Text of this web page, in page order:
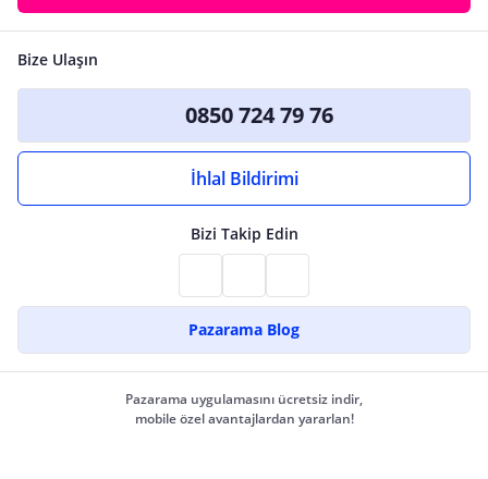
Bize Ulaşın
0850 724 79 76
İhlal Bildirimi
Bizi Takip Edin
Pazarama Blog
Pazarama uygulamasını ücretsiz indir,
mobile özel avantajlardan yararlan!